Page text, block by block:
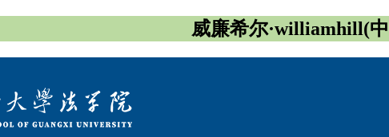
威廉希尔·williamhill(